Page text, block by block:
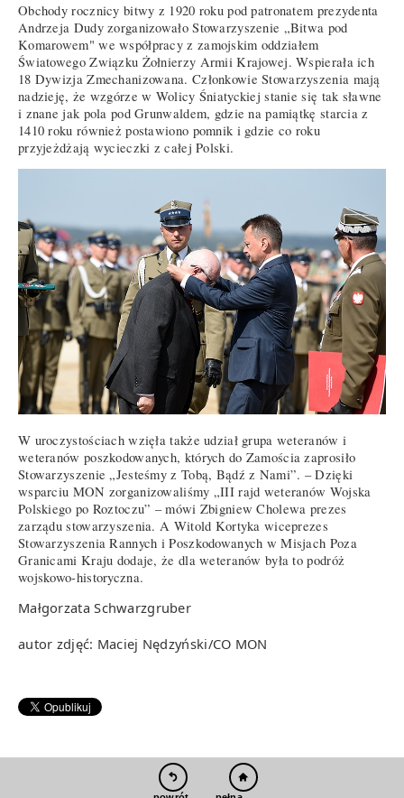
Obchody rocznicy bitwy z 1920 roku pod patronatem prezydenta
Andrzeja Dudy zorganizowało Stowarzyszenie „Bitwa pod
Komarowem" we współpracy z zamojskim oddziałem
Światowego Związku Żołnierzy Armii Krajowej. Wspierała ich
18 Dywizja Zmechanizowana. Członkowie Stowarzyszenia mają
nadzieję, że wzgórze w Wolicy Śniatyckiej stanie się tak sławne
i znane jak pola pod Grunwaldem, gdzie na pamiątkę starcia z
1410 roku również postawiono pomnik i gdzie co roku
przyjeżdżają wycieczki z całej Polski.
W uroczystościach wzięła także udział grupa weteranów i
weteranów poszkodowanych, których do Zamościa zaprosiło
Stowarzyszenie „Jesteśmy z Tobą, Bądź z Nami”. – Dzięki
wsparciu MON zorganizowaliśmy „III rajd weteranów Wojska
Polskiego po Roztoczu” – mówi Zbigniew Cholewa prezes
zarządu stowarzyszenia. A Witold Kortyka wiceprezes
Stowarzyszenia Rannych i Poszkodowanych w Misjach Poza
Granicami Kraju dodaje, że dla weteranów była to podróż
wojskowo-historyczna.
Małgorzata Schwarzgruber
autor zdjęć: Maciej Nędzyński/CO MON